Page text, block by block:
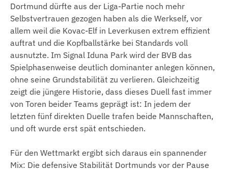
Dortmund dürfte aus der Liga-Partie noch mehr
Selbstvertrauen gezogen haben als die Werkself, vor
allem weil die Kovac-Elf in Leverkusen extrem effizient
auftrat und die Kopfballstärke bei Standards voll
ausnutzte. Im Signal Iduna Park wird der BVB das
Spielphasenweise deutlich dominanter anlegen können,
ohne seine Grundstabilität zu verlieren. Gleichzeitig
zeigt die jüngere Historie, dass dieses Duell fast immer
von Toren beider Teams geprägt ist: In jedem der
letzten fünf direkten Duelle trafen beide Mannschaften,
und oft wurde erst spät entschieden.
Für den Wettmarkt ergibt sich daraus ein spannender
Mix: Die defensive Stabilität Dortmunds vor der Pause